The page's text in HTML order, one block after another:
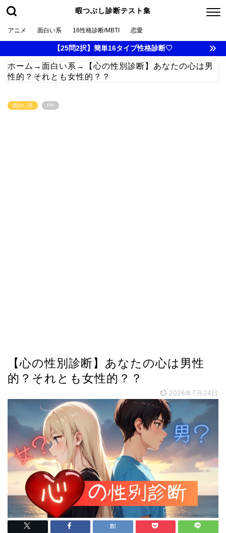
暇つぶし診断テスト集
アニメ 面白い系 16性格診断/MBTI 恋愛
【25問2択】簡単16タイプ性格診断♡
ホーム → 面白い系 →
【心の性別診断】あなたの心は男
性的？それとも女性的？？
面白い系 PR
【心の性別診断】あなたの心は男性
的？それとも女性的？？
2026年7月24日